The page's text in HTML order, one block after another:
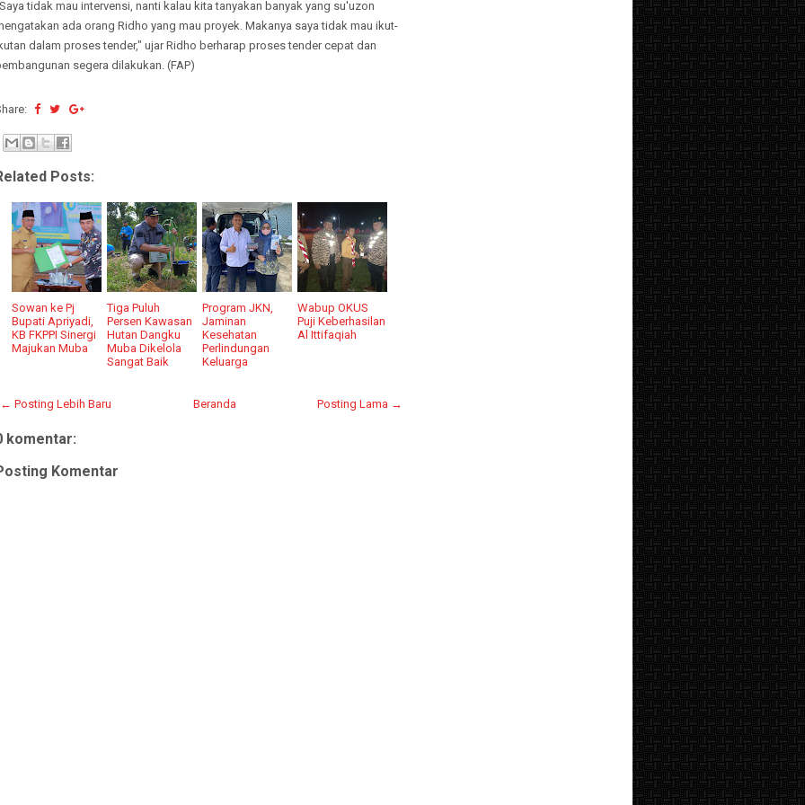
tidak mau intervensi, nanti kalau kita tanyakan banyak yang su'uzon
ada orang Ridho yang mau proyek. Makanya saya tidak mau ikut-
dalam proses tender," ujar Ridho berharap proses tender cepat dan
segera dilakukan. (FAP)
Posts:
Sowan ke Pj
Bupati Apriyadi,
KB FKPPI Sinergi
Majukan Muba
Tiga Puluh
Persen Kawasan
Hutan Dangku
Muba Dikelola
Sangat Baik
Program JKN,
Jaminan
Kesehatan
Perlindungan
Keluarga
Wabup OKUS
Puji Keberhasilan
Al Ittifaqiah
← Posting Lebih Baru Posting Lama →
Beranda
komentar:
Komentar